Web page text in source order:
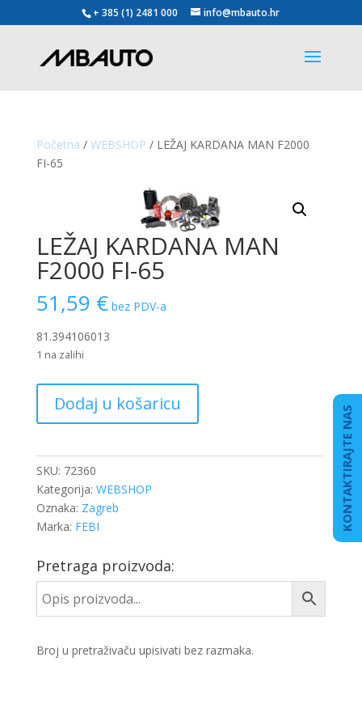
+ 385 (1) 2481 000 info@mbauto.hr
Početna / WEBSHOP / LEŽAJ KARDANA MAN F2000
FI-65
LEŽAJ KARDANA MAN
F2000 FI-65
51,59 € bez PDV-a
81.394106013
1 na zalihi
KARDANA
MAN
FI-
65
količina
Dodaj u košaricu
SKU: 72360
Kategorija: WEBSHOP
Oznaka: Zagreb
Marka: FEBI
Pretraga proizvoda:
Broj u pretraživaču upisivati bez razmaka.
KONTAKTIRAJTE NAS